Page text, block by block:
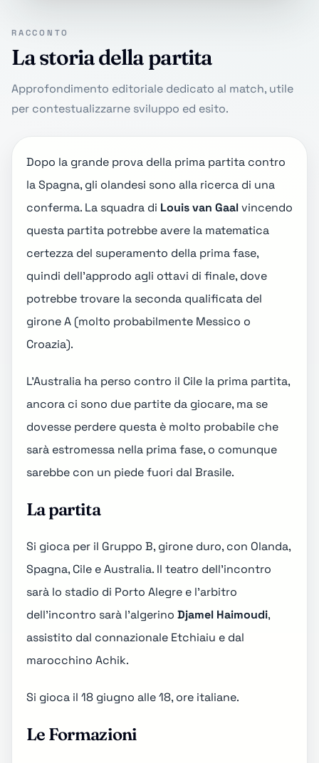
RACCONTO
La storia della partita
Approfondimento editoriale dedicato al match, utile
per contestualizzarne sviluppo ed esito.
Dopo la grande prova della prima partita contro
la Spagna, gli olandesi sono alla ricerca di una
conferma. La squadra di Louis van Gaalvincendo
questa partita potrebbe avere la matematica
certezza del superamento della prima fase,
quindi dell'approdo agli ottavi di finale, dove
potrebbe trovare la seconda qualificata del
girone A (molto probabilmente Messico o
Croazia).
L'Australia ha perso contro il Cile la prima partita,
ancora ci sono due partite da giocare, ma se
dovesse perdere questa è molto probabile che
sarà estromessa nella prima fase, o comunque
sarebbe con un piede fuori dal Brasile.
La partita
Si gioca per il Gruppo B, girone duro, con Olanda,
Spagna, Cile e Australia. Il teatro dell'incontro
sarà lo stadio di Porto Alegre e l'arbitro
dell'incontro sarà l'algerino Djamel Haimoudi,
assistito dal connazionale Etchiaiu e dal
marocchino Achik.
Si gioca il 18 giugno alle 18, ore italiane.
Le Formazioni